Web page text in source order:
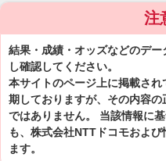
注
結果・成績・オッズなどのデ
し確認してください。
本サイトのページ上に掲載さ
期しておりますが、その内容
ではありません。 当該情報に
も、株式会社NTTドコモおよ
ます。